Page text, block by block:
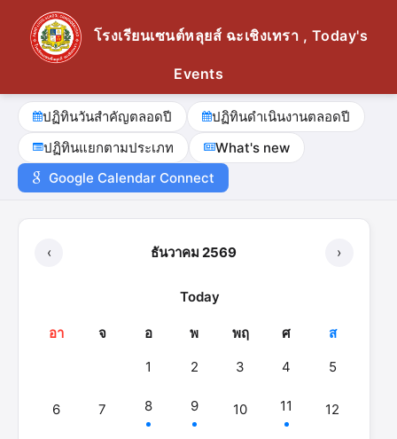
โรงเรียนเซนต์หลุยส์ ฉะเชิงเทรา , Today's
Events
ปฏิทินวันสำคัญตลอดปี
ปฏิทินดำเนินงานตลอดปี
ปฏิทินแยกตามประเภท
What's new
Google Calendar Connect
‹ ธันวาคม 2569 ›
Today
อา จ อ พ พฤ ศ
ส
1
2 3 4 5
6 7 8 9 10 11 12